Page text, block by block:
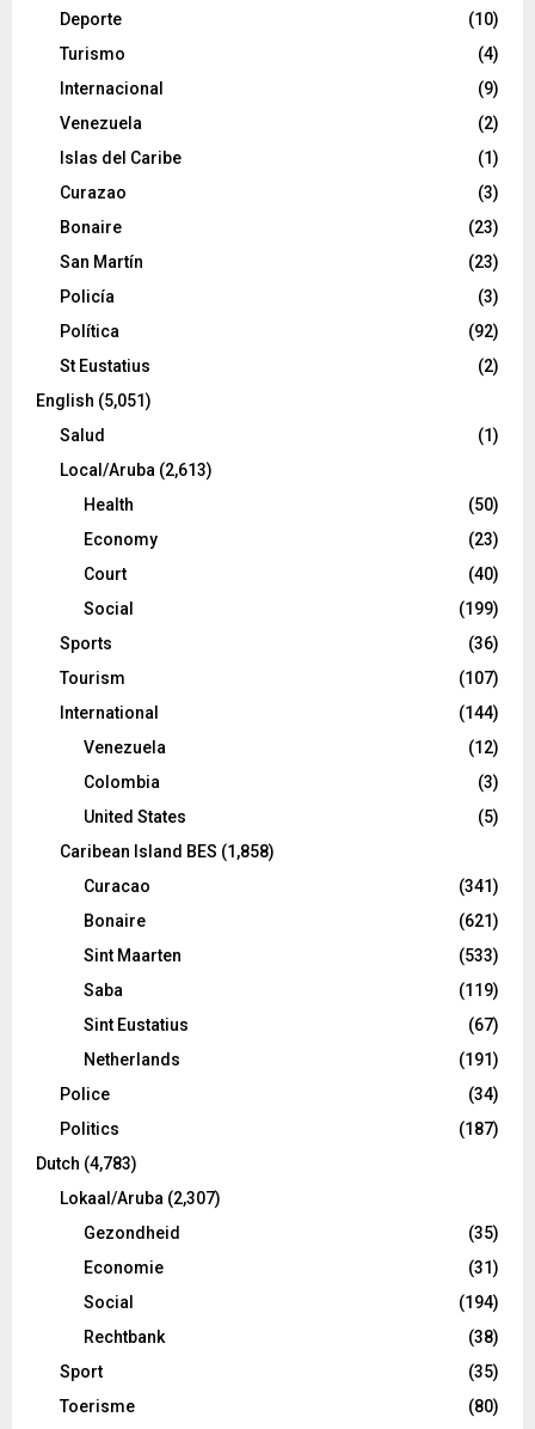
Deporte
(10)
Turismo
(4)
Internacional
(9)
Venezuela
(2)
Islas del Caribe
(1)
Curazao
(3)
Bonaire
(23)
San Martín
(23)
Policía
(3)
Política
(92)
St Eustatius
(2)
English (5,051)
Salud
(1)
Local/Aruba (2,613)
Health
(50)
Economy
(23)
Court
(40)
Social
(199)
Sports
(36)
Tourism
(107)
International
(144)
Venezuela
(12)
Colombia
(3)
United States
(5)
Caribean Island BES (1,858)
Curacao
(341)
Bonaire
(621)
Sint Maarten
(533)
Saba
(119)
Sint Eustatius
(67)
Netherlands
(191)
Police
(34)
Politics
(187)
Dutch (4,783)
Lokaal/Aruba (2,307)
Gezondheid
(35)
Economie
(31)
Social
(194)
Rechtbank
(38)
Sport
(35)
Toerisme
(80)